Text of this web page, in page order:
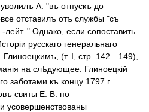
А. "въ отпускъ до
отставилъ отъ службы "съ
" Однако, если сопоставить
русскаго генеральнаго
(т. I, стр. 142—149),
на слѣдующее: Глиноецкій
заботами къ концу 1797 г.
свиты Е. В. по
усовершенствованы